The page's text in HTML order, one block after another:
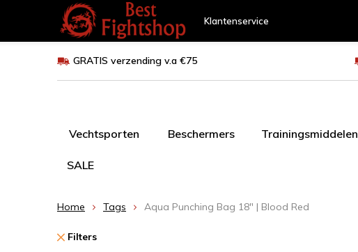
Klantenservice
GRATIS verzending v.a €75
Vechtsporten Beschermers Trainingsmiddelen
SALE
Home Tags Aqua Punching Bag 18" | Blood Red
Filters